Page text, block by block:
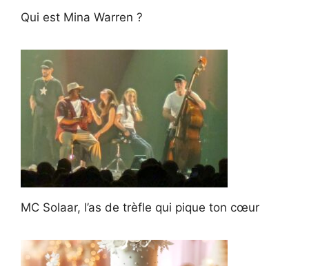
Qui est Mina Warren ?
MC Solaar, l’as de trèfle qui pique ton cœur